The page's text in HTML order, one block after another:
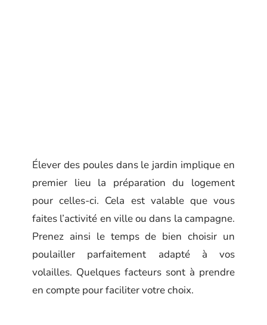
Élever des poules dans le jardin implique en
premier lieu la préparation du logement
pour celles-ci. Cela est valable que vous
faites l’activité en ville ou dans la campagne.
Prenez ainsi le temps de bien choisir un
poulailler parfaitement adapté à vos
volailles. Quelques facteurs sont à prendre
en compte pour faciliter votre choix.